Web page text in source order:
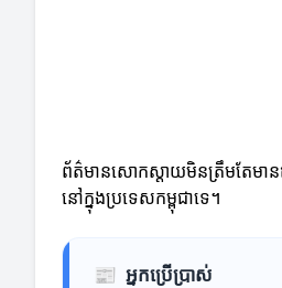
ព័ត៌មានសោកស្តាយមិនត្រឹមតែមាន
នៅក្នុងប្រទេសកម្ពុជាទេ។
📰 អ្នកប្រើប្រាស់